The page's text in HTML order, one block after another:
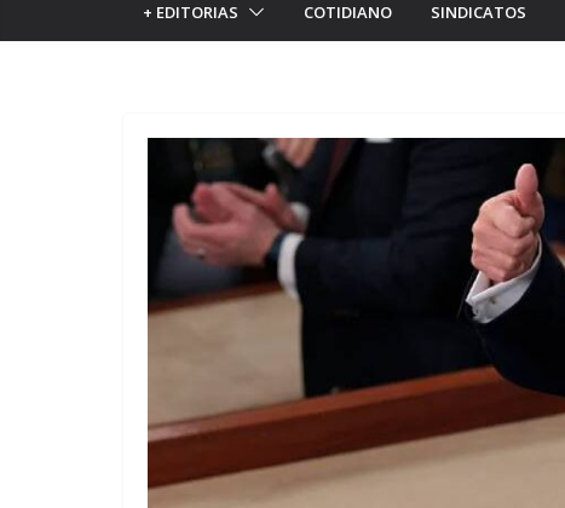
+ EDITORIAS COTIDIANO SINDICATOS